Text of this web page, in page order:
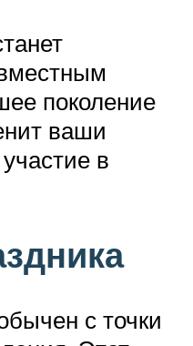
поколение
ваши
в
с точки